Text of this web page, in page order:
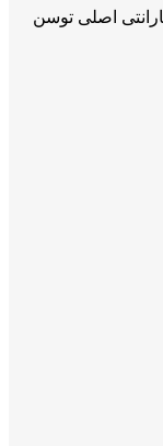
اصلی توسن